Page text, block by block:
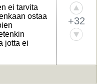
ei tarvita
ostaa
jotta ei
+32